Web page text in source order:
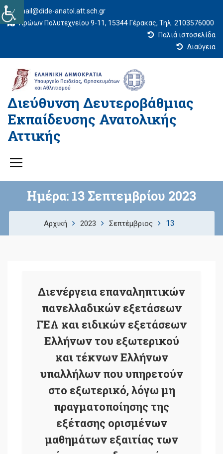
mail@dide-anatol.att.sch.gr
Ηρώων Πολυτεχνείου 9-11, 15344 Γέρακας, Τηλ. 2103576000
Παλιά ιστοσελίδα
Διαύγεια
Διεύθυνση Δευτεροβάθμιας
Εκπαίδευσης Ανατολικής
Αττικής
Ημέρα: 13 Σεπτεμβρίου 2023
Αρχική 2023 Σεπτέμβριος 13
Διενέργεια επαναληπτικών
πανελλαδικών εξετάσεων
ΓΕΛ και ειδικών εξετάσεων
Ελλήνων του εξωτερικού
και τέκνων Ελλήνων
υπαλλήλων που υπηρετούν
στο εξωτερικό, λόγω μη
πραγματοποίησης της
εξέτασης ορισμένων
μαθημάτων εξαιτίας των